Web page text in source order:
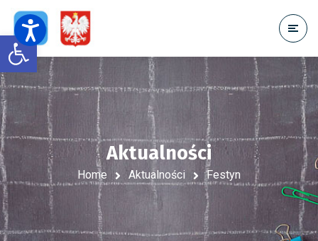
Open toolbar
Aktualności
Home Aktualności Festyn